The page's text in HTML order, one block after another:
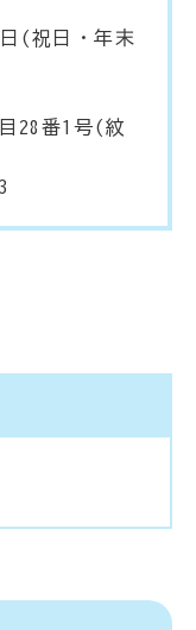
(祝日・年末
1号(紋